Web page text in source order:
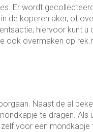
Er wordt
de koperen aker, of
hiervoor kunt u
ook overmaken op
Naast de al
te dragen. Als
voor een mondkapje